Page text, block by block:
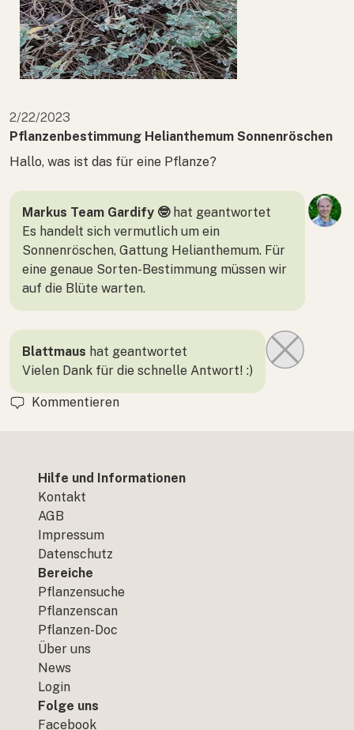
2/22/2023
Pflanzenbestimmung Helianthemum Sonnenröschen
Hallo, was ist das für eine Pflanze?
Markus Team Gardify 🤓hat geantwortet
Es handelt sich vermutlich um ein
Sonnenröschen, Gattung Helianthemum. Für
eine genaue Sorten-Bestimmung müssen wir
auf die Blüte warten.
Blattmaus hat geantwortet
Vielen Dank für die schnelle Antwort! :)
Kommentieren
Hilfe und Informationen
Kontakt
AGB
Impressum
Datenschutz
Bereiche
Pflanzensuche
Pflanzenscan
Pflanzen-Doc
Über uns
News
Login
Folge uns
Facebook